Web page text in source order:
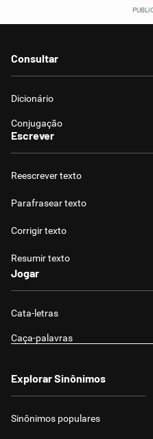
Consultar
Dicionário
Conjugação
Escrever
Reescrever texto
Parafrasear texto
Corrigir texto
Resumir texto
Jogar
Cata-letras
Caça-palavras
Explorar Sinônimos
Sinônimos populares